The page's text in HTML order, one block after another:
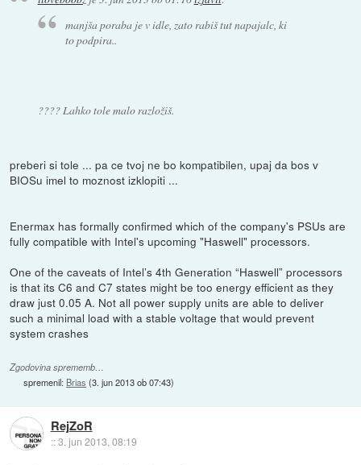
manjša poraba je v idle, zato rabiš tut napajalc, ki
to podpira..
???? Lahko tole malo razložiš.
preberi si tole ... pa ce tvoj ne bo kompatibilen, upaj da bos v
BIOSu imel to moznost izklopiti ...
Enermax has formally confirmed which of the company's PSUs are
fully compatible with Intel's upcoming "Haswell" processors.
One of the caveats of Intel’s 4th Generation “Haswell” processors
is that its C6 and C7 states might be too energy efficient as they
draw just 0.05 A. Not all power supply units are able to deliver
such a minimal load with a stable voltage that would prevent
system crashes
Zgodovina sprememb…
spremenil: Brias (3. jun 2013 ob 07:43)
RejZoR
::3. jun 2013, 08:19